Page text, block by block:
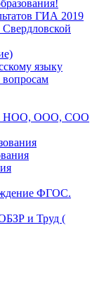
ГИА 2019
языку
НОО, ООО, СОО
ФГОС.
и Труд (